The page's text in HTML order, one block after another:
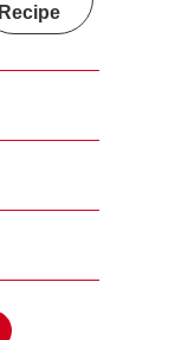
Recipe